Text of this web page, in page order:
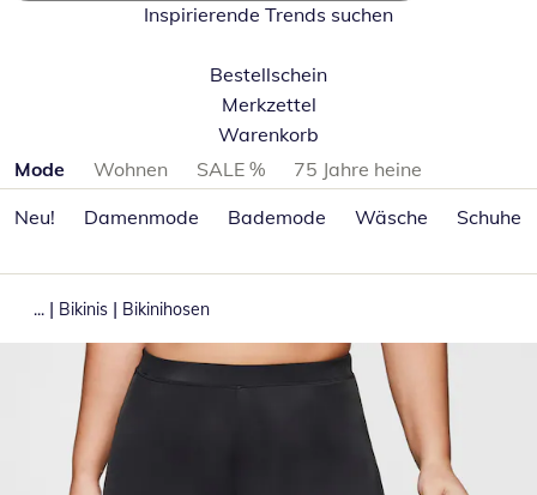
Inspirierende Trends suchen
Bestellschein
Merkzettel
Warenkorb
Produktkategorien überspringen
Mode Wohnen SALE %
75 Jahre heine
Neu!
Damenmode Bademode Wäsche Schuhe
... | Bikinis | Bikinihosen